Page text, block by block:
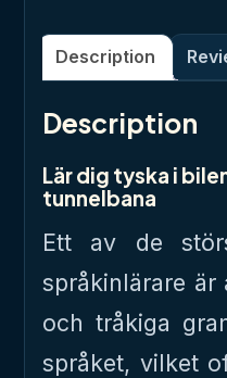
Description
Description
Lär dig tyska i
tunnelbana
Ett av de
språkinlärare är
och tråkiga
språket, vilket